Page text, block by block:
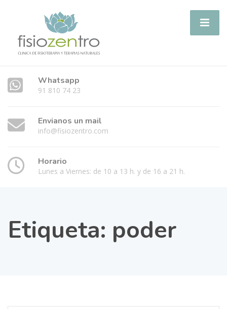
Whatsapp
91 810 74 23
Envianos un mail
info@fisiozentro.com
Horario
Lunes a Viernes: de 10 a 13 h. y de 16 a 21 h.
Etiqueta: poder